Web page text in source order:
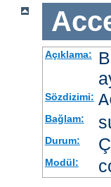
Açıklama:
Sözdizimi:
Bağlam:
Durum:
Modül: